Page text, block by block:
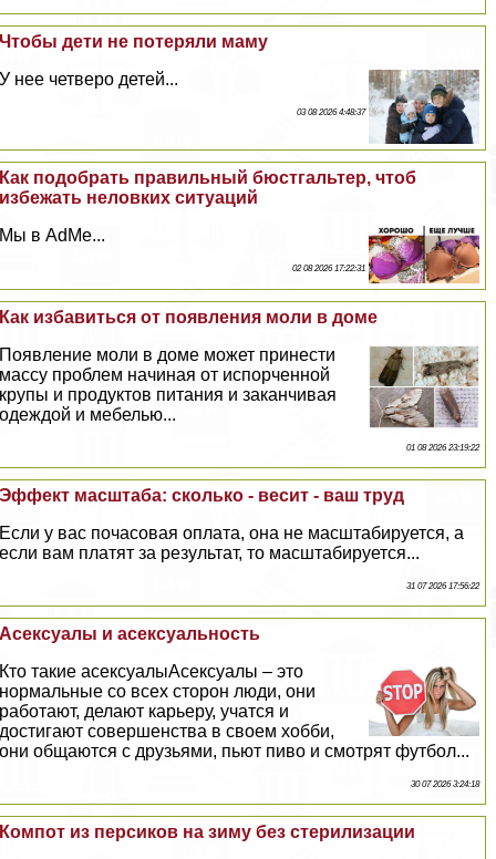
Чтобы дети не потеряли маму
У нее четверо детей...
03 08 2026 4:48:37
Как подобрать правильный бюcтгальтер, чтоб
избежать неловких ситуаций
Мы в AdMe...
02 08 2026 17:22:31
Как избавиться от появления моли в доме
Появление моли в доме может принести
массу проблем начиная от испорченной
крупы и продуктов питания и заканчивая
одеждой и мебелью...
01 08 2026 23:19:22
Эффект масштаба: сколько - весит - ваш труд
Если у вас почасовая оплата, она не масштабируется, а
если вам платят за результат, то масштабируется...
31 07 2026 17:56:22
Аceкcуалы и аceкcуальность
Кто такие аceкcуалыАceкcуалы – это
нормальные со всех сторон люди, они
работают, делают карьеру, учатся и
достигают совершенства в своем хобби,
они общаются с друзьями, пьют пиво и смотрят футбол...
30 07 2026 3:24:18
Компот из персиков на зиму без стерилизации